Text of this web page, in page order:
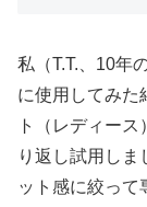
私（T.T.、10年
に使用してみた
ト（レディー
り返し試用しま
ット感に絞って